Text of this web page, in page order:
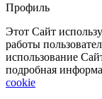
Профиль
Этот Сайт
работы
использование
подробная
cookie